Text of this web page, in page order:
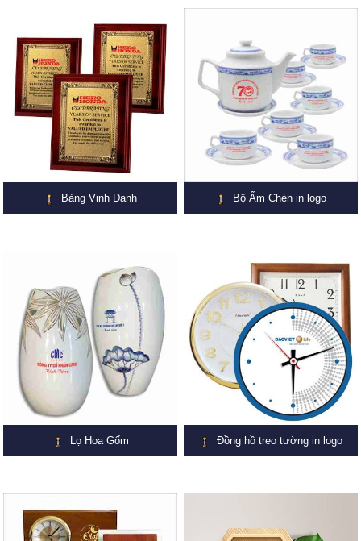
Bảng Vinh Danh Bộ Ấm Chén in logo
Lọ Hoa Gốm Đồng hồ treo tường in logo